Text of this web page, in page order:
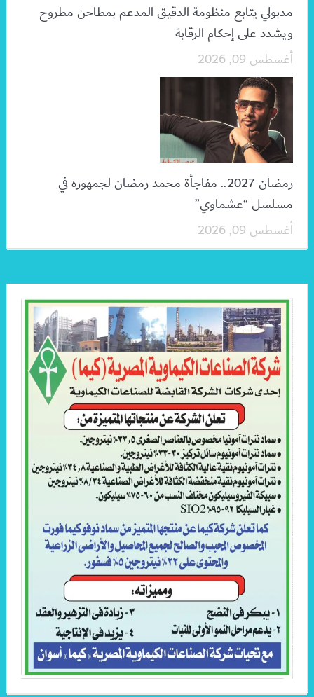
مدبولي يتابع منظومة الدقيق المدعم بمطاحن مطروح
ويشدد على إحكام الرقابة
أغسطس 09, 2026
رمضان 2027.. مفاجأة محمد رمضان لجمهوره في
مسلسل “عشماوي”
أغسطس 09, 2026